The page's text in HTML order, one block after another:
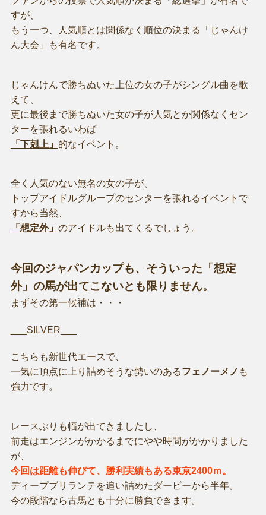
すが、
もう一つ、人気順とは関係なく順位の決まる「じゃんけ
ん大会」も有名です。
じゃんけんで勝ちぬいた上位の女の子がシングル曲を歌
えて、
更に最後まで勝ちぬいた女の子が人気とか関係なくセン
ターを張れるいわば
「下剋上」 的なイベント。
全く人気のない無名の女の子が、
トップアイドルグループのセンターを張れるイベントで
すから当然、
「想定外」 のアイドルも出てくるでしょう。
今回のジャパンカップも、そういった「想定
外」の馬が出てこないとも限りません。
まずその第一候補は・・・
___SILVER___
こちらも新世代エースで、
一気に頂点に上り詰めそうな勢いのあるフェノーメノ も
強力です。
レースぶりも幅が出てきましたし、
前走はエンジンがかかるまでにやや時間がかかりました
が、
今回は距離も伸びて、勝利実績もある東京2400ｍ。
ディープブリランテを追い詰めたダービーから半年。
今の段階なら古馬とも十分に勝負できます。